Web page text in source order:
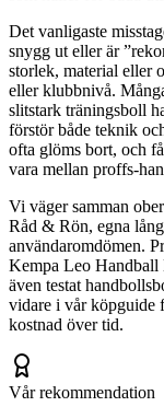
Det vanligaste
snygg ut eller är
storlek, material eller
eller klubbnivå.
slitstark träningsboll
förstör både teknik
ofta glöms bort, och
vara mellan proffs-
Vi väger samman
Råd & Rön, egna
användaromdömen.
Kempa Leo Handball
även testat
vidare i vår köpguide
kostnad över tid.
Vår rekommendation